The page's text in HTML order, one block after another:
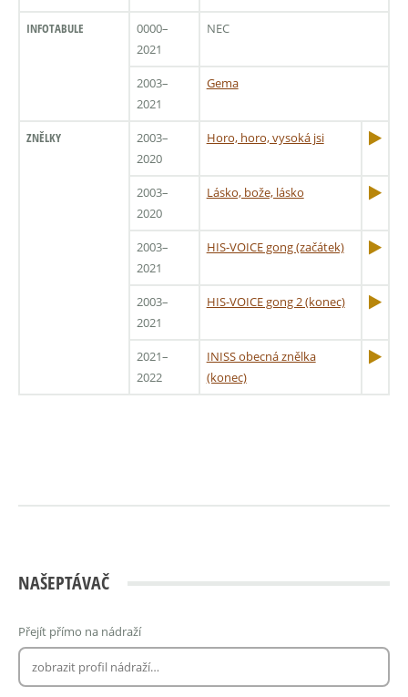
INFOTABULE
0000–
2021
NEC
2003–
2021
Gema
ZNĚLKY
2003–
2020
Horo, horo, vysoká jsi
2003–
2020
Lásko, bože, lásko
2003–
2021
HIS-VOICE gong (začátek)
2003–
2021
HIS-VOICE gong 2 (konec)
2021–
2022
INISS obecná znělka
(konec)
NAŠEPTÁVAČ
Přejít přímo na nádraží